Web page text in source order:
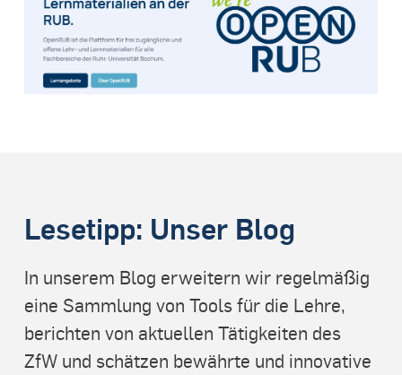
Lesetipp: Unser Blog
In unserem Blog erweitern wir regelmäßig
eine Sammlung von Tools für die Lehre,
berichten von aktuellen Tätigkeiten des
ZfW und schätzen bewährte und innovative